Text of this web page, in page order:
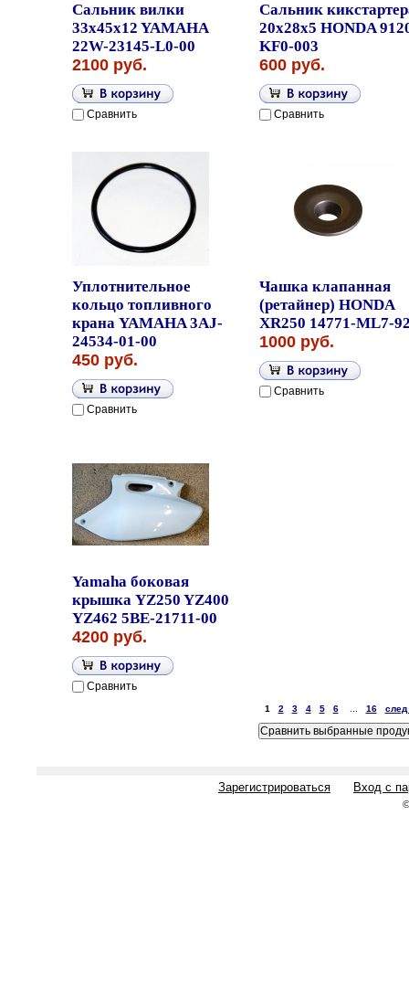
Сальник вилки
33x45x12 YAMAHA
22W-23145-L0-00
2100 руб.
Сравнить
Сальник
20x28x5 HONDA
KF0-003
600 руб.
Сравнить
Уплотнительное
кольцо топливного
крана YAMAHA 3AJ-
24534-01-00
450 руб.
Сравнить
Чашка клапанная
(ретайнер) HONDA
XR250 14771-ML7-
1000 руб.
Сравнить
Yamaha боковая
крышка YZ250 YZ400
YZ462 5BE-21711-00
4200 руб.
Сравнить
1 2 3 4 5 6... 16 след
Зарегистрироваться Вход с